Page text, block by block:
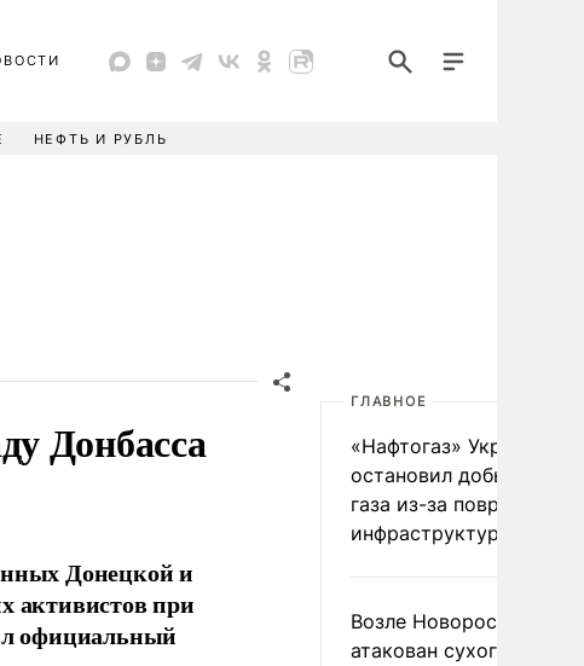
НЕФТЬ И РУБЛЬ
Донбасса
Донецкой и
активистов при
официальный
ГЛАВНОЕ
«Нафтогаз» Украины
остановил добычу
газа из-за повреждения
инфраструктуры
Возле Новороссийска
атакован сухогруз под